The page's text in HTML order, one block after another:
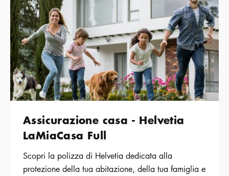
Assicurazione casa - Helvetia
LaMiaCasa Full
Scopri la polizza di Helvetia dedicata alla
protezione della tua abitazione, della tua famiglia e